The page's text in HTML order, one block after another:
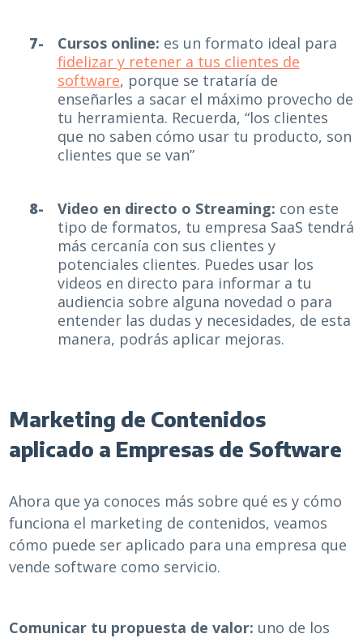
Cursos online: es un formato ideal para
fidelizar y retener a tus clientes de
software, porque se trataría de
enseñarles a sacar el máximo provecho de
tu herramienta. Recuerda, “los clientes
que no saben cómo usar tu producto, son
clientes que se van”
Video en directo o Streaming: con este
tipo de formatos, tu empresa SaaS tendrá
más cercanía con sus clientes y
potenciales clientes. Puedes usar los
videos en directo para informar a tu
audiencia sobre alguna novedad o para
entender las dudas y necesidades, de esta
manera, podrás aplicar mejoras.
Marketing de Contenidos
aplicado a Empresas de Software
Ahora que ya conoces más sobre qué es y cómo
funciona el marketing de contenidos, veamos
cómo puede ser aplicado para una empresa que
vende software como servicio.
Comunicar tu propuesta de valor: uno de los